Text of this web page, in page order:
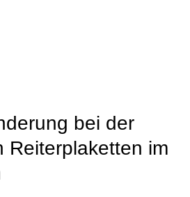
bei der
Reiterplaketten im